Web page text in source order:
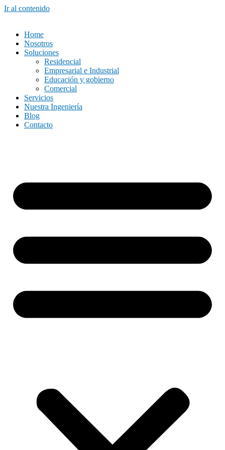
Ir al contenido
Home
Nosotros
Soluciones
Residencial
Empresarial e Industrial
Educación y gobierno
Comercial
Servicios
Nuestra Ingeniería
Blog
Contacto